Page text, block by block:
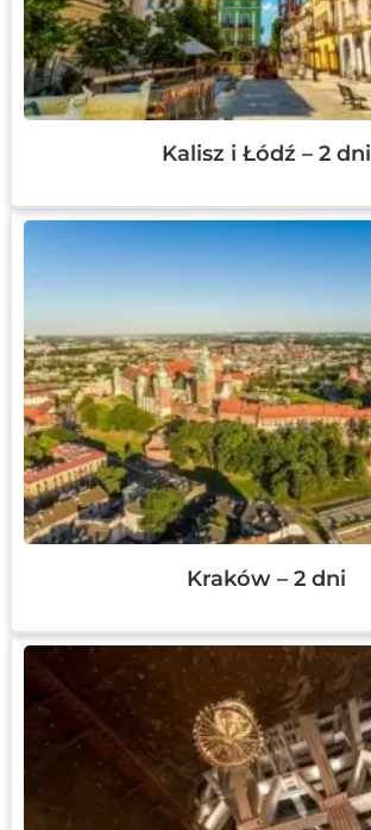
Kalisz i Łódź – 2 dni
Kraków – 2 dni